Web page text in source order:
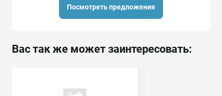
Посмотреть предложения
Вас так же может заинтересовать: